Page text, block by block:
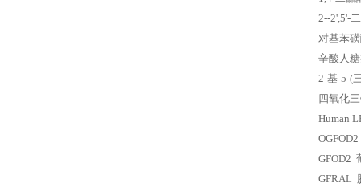
2--2',5'-
对基苯
辛酸人
2-基-5-(
四氧化
Human
GFOD2
GFRAL